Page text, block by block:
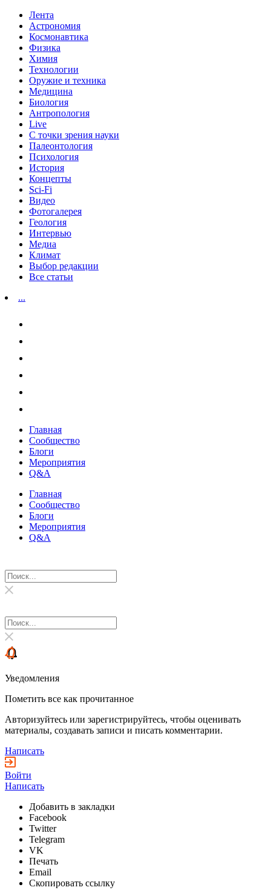
Лента
Астрономия
Космонавтика
Физика
Химия
Технологии
Оружие и техника
Медицина
Биология
Антропология
Live
С точки зрения науки
Палеонтология
Психология
История
Концепты
Sci-Fi
Видео
Фотогалерея
Геология
Интервью
Медиа
Климат
Выбор редакции
Все статьи
...
Главная
Сообщество
Блоги
Мероприятия
Q&A
Главная
Сообщество
Блоги
Мероприятия
Q&A
Уведомления
Пометить все как прочитанное
Авторизуйтесь или зарегистрируйтесь, чтобы оценивать
материалы, создавать записи и писать комментарии.
Написать
Войти
Написать
Добавить в закладки
Facebook
Twitter
Telegram
VK
Печать
Email
Скопировать ссылку